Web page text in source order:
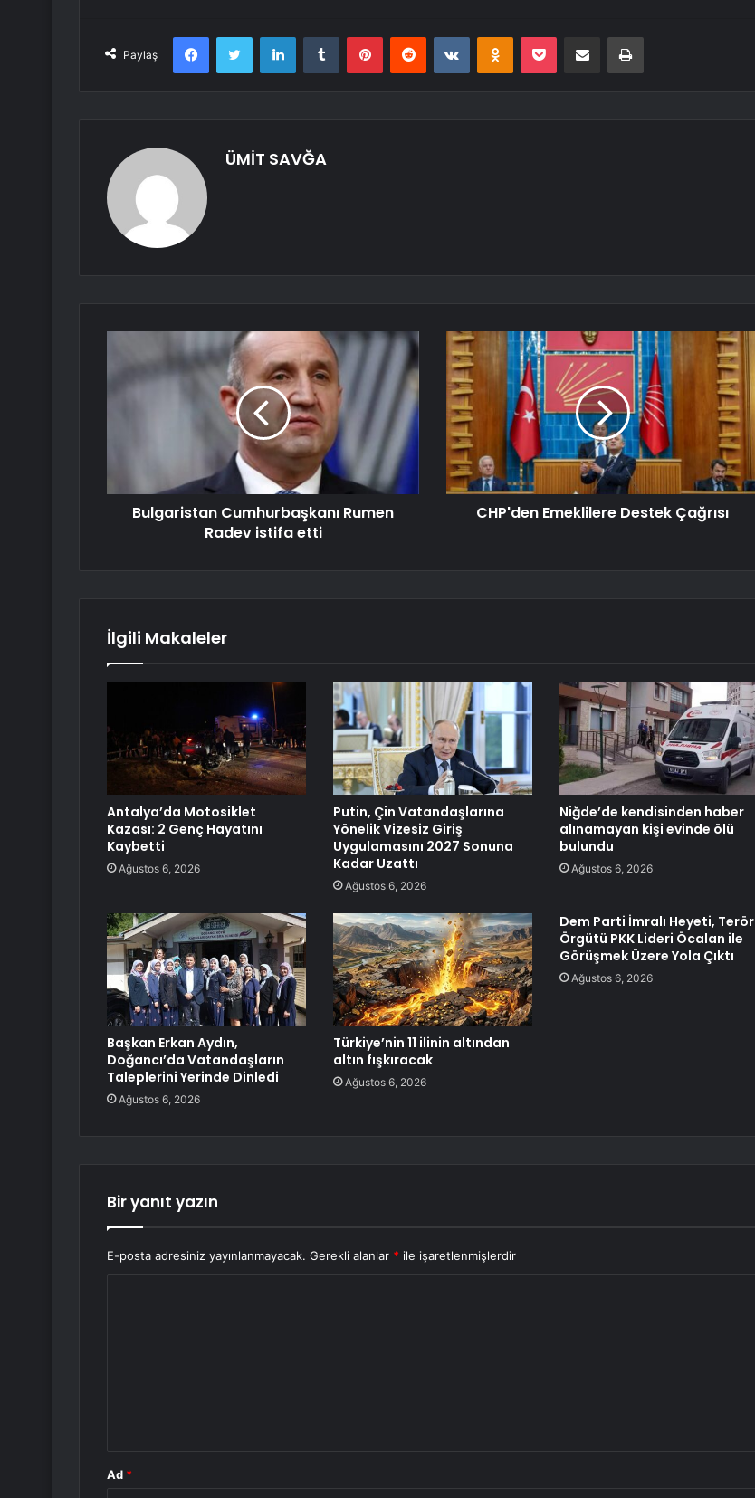
Paylaş
FacebookTwitter LinkedInTumblr PinterestReddit VKontakteOdnoklassniki
Pocket E-Posta ile paylaş Yazdır
ÜMİT SAVĞA
Bulgaristan Cumhurbaşkanı Rumen
Radev istifa etti
CHP'den Emeklilere Destek Çağrısı
İlgili Makaleler
Antalya’da Motosiklet
Kazası: 2 Genç Hayatını
Kaybetti
Ağustos 6, 2026
Putin, Çin Vatandaşlarına
Yönelik Vizesiz Giriş
Uygulamasını 2027 Sonuna
Kadar Uzattı
Ağustos 6, 2026
Niğde’de kendisinden haber
alınamayan kişi evinde ölü
bulundu
Ağustos 6, 2026
Başkan Erkan Aydın,
Doğancı’da Vatandaşların
Taleplerini Yerinde Dinledi
Ağustos 6, 2026
Türkiye’nin 11 ilinin altından
altın fışkıracak
Ağustos 6, 2026
Dem Parti İmralı Heyeti, Terör
Örgütü PKK Lideri Öcalan ile
Görüşmek Üzere Yola Çıktı
Ağustos 6, 2026
Bir yanıt yazın
E-posta adresiniz yayınlanmayacak. Gerekli alanlar * ile işaretlenmişlerdir
Ad *